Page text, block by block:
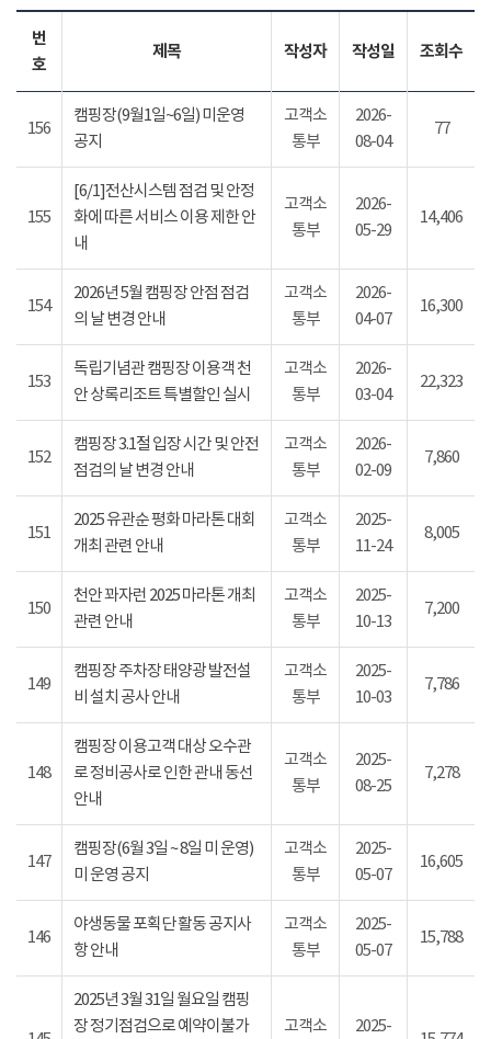
번
호
제목 작성자 작성일 조회수
156
캠핑장(9월1일~6일) 미운영
공지
고객소
통부
2026-
08-04
77
155
[6/1]전산시스템 점검 및 안정
화에 따른 서비스 이용 제한 안
내
고객소
통부
2026-
05-29
14,406
154
2026년 5월 캠핑장 안점 점검
의 날 변경 안내
고객소
통부
2026-
04-07
16,300
153
독립기념관 캠핑장 이용객 천
안 상록리조트 특별할인 실시
고객소
통부
2026-
03-04
22,323
152
캠핑장 3.1절 입장 시간 및 안전
점검의 날 변경 안내
고객소
통부
2026-
02-09
7,860
151
2025 유관순 평화 마라톤 대회
개최 관련 안내
고객소
통부
2025-
11-24
8,005
150
천안 꽈자런 2025 마라톤 개최
관련 안내
고객소
통부
2025-
10-13
7,200
149
캠핑장 주차장 태양광 발전설
비 설치 공사 안내
고객소
통부
2025-
10-03
7,786
148
캠핑장 이용고객 대상 오수관
로 정비공사로 인한 관내 동선
안내
고객소
통부
2025-
08-25
7,278
147
캠핑장(6월 3일 ~ 8일 미 운영)
미 운영 공지
고객소
통부
2025-
05-07
16,605
146
야생동물 포획단 활동 공지사
항 안내
고객소
통부
2025-
05-07
15,788
2025년 3월 31일 월요일 캠핑
장 정기점검으로 예약이불가
고객소
2025-